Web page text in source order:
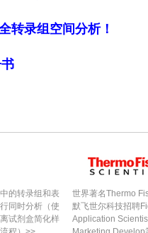
现出两个线性响应区
提供了便携平台，并
对AuNPs的物理包
提高了分离效率与
转录组空间分析！
的转录组和表
同时分析（使
试剂盒简化样
世界著名Thermo
默飞世尔科技招聘
Application Scientist